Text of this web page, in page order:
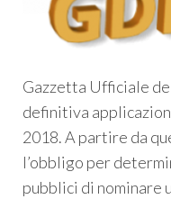
Gazzetta Ufficiale
definitiva
2018. A partire da
l’obbligo per
pubblici di nominare